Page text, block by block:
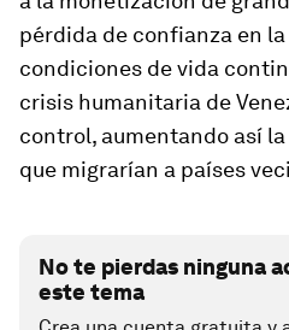
pérdida de confianza en
condiciones de vida
crisis humanitaria de
control, aumentando así
que migrarían a países
No te pierdas ninguna
este tema